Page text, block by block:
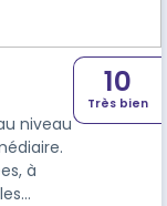
niveau
à
10
Très bien